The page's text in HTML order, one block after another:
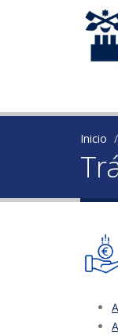
Inicio